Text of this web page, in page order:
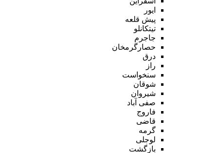
ایور
پیش قلعه
تیتکانلو
جاجرم
حصارگرمخان
درق
راز
سنخواست
شوقان
شیروان
صفی آباد
فاروج
قاضی
گرمه
لوجلی
بازگشت